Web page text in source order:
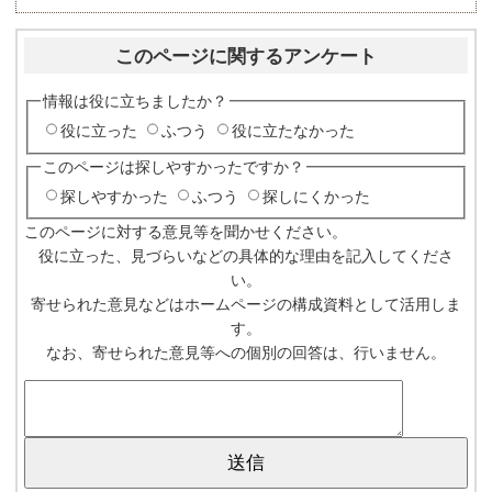
このページに関するアンケート
情報は役に立ちましたか？
役に立った
ふつう 役に立たなかった
このページは探しやすかったですか？
探しやすかった
ふつう 探しにくかった
このページに対する意見等を聞かせください。
役に立った、見づらいなどの具体的な理由を記入してくださ
い。
寄せられた意見などはホームページの構成資料として活用しま
す。
なお、寄せられた意見等への個別の回答は、行いません。